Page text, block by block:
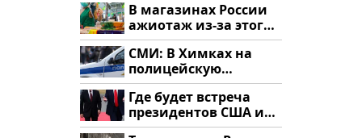
В магазинах России
ажиотаж из-за этого
продукта: что купить?
СМИ: В Химках на
полицейскую
машину напали и
подожгли.
Где будет встреча
президентов США и
России: Европа?